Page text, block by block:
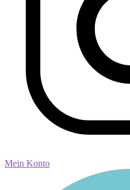
Mein Konto